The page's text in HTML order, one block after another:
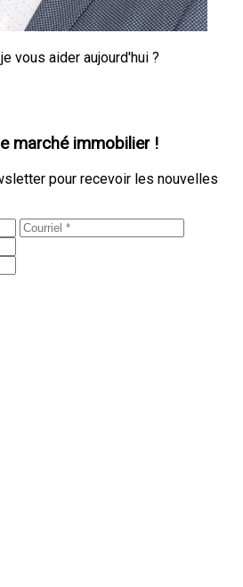
vous aider aujourd'hui ?
marché immobilier !
pour recevoir les nouvelles